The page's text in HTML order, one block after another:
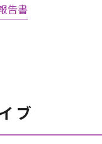
告書
ブ